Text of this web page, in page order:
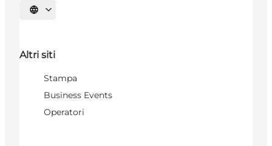
Seleziona la lingua
Altri siti
Stampa
Business Events
Operatori